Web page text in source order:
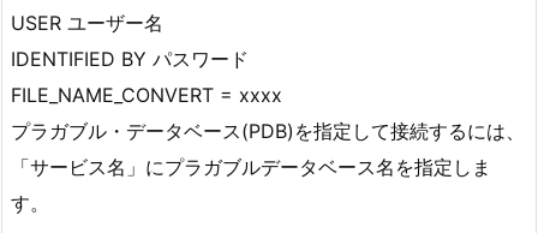
USER ユーザー名
IDENTIFIED BY パスワード
FILE_NAME_CONVERT = xxxx
プラガブル・データベース(PDB)を指定して接続するには、
「サービス名」にプラガブルデータベース名を指定しま
す。